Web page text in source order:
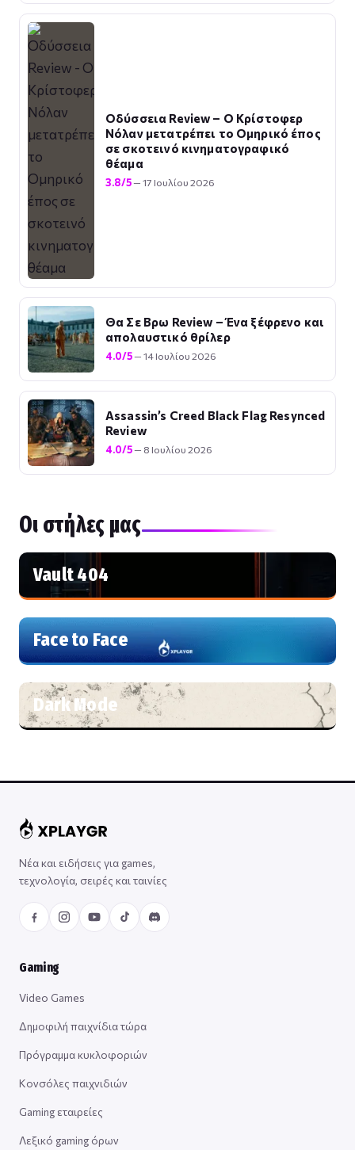
Οδύσσεια Review – Ο Κρίστοφερ
Νόλαν μετατρέπει το Ομηρικό έπος
σε σκοτεινό κινηματογραφικό
θέαμα
3.8/5— 17 Ιουλίου 2026
Θα Σε Βρω Review – Ένα ξέφρενο και
απολαυστικό θρίλερ
4.0/5— 14 Ιουλίου 2026
Assassin’s Creed Black Flag Resynced
Review
4.0/5— 8 Ιουλίου 2026
Οι στήλες μας
Vault 404
Face to Face
Dark Mode
Νέα και ειδήσεις για games,
τεχνολογία, σειρές και ταινίες
Gaming
Video Games
Δημοφιλή παιχνίδια τώρα
Πρόγραμμα κυκλοφοριών
Κονσόλες παιχνιδιών
Gaming εταιρείες
Λεξικό gaming όρων